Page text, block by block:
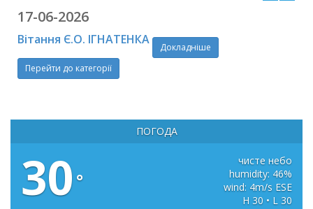
17-06-2026
Вітання Є.О. ІГНАТЕНКА
Докладніше
Перейти до категорії
ПОГОДА
30°
чисте небо
humidity: 46%
wind: 4m/s ESE
H 30 • L 30